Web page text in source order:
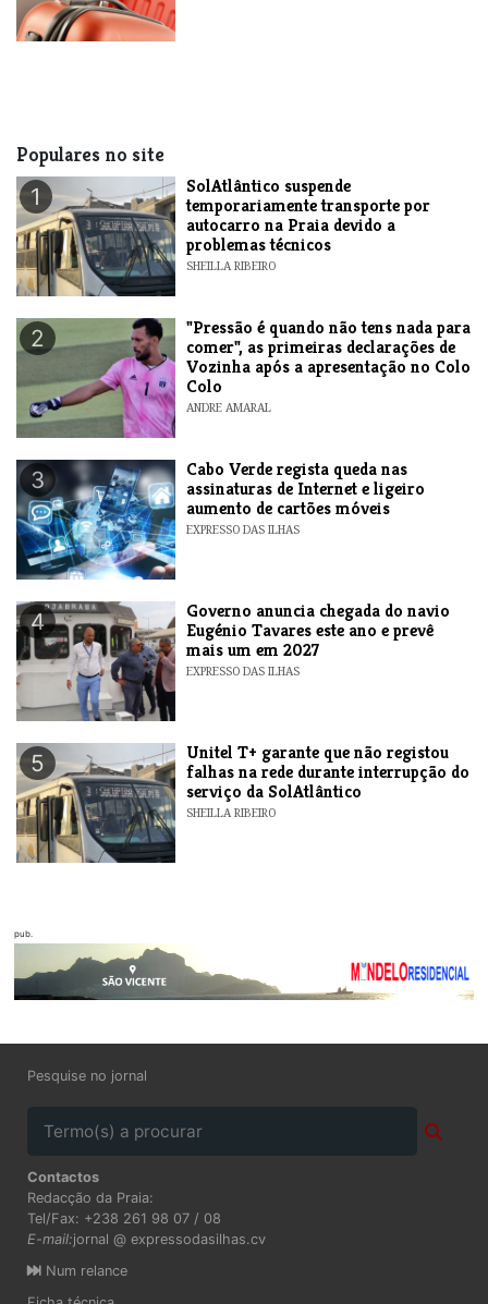
Populares no site
1
SolAtlântico suspende
temporariamente transporte por
autocarro na Praia devido a
problemas técnicos
SHEILLA RIBEIRO
2
"Pressão é quando não tens nada para
comer", as primeiras declarações de
Vozinha após a apresentação no Colo
Colo
ANDRE AMARAL
3
Cabo Verde regista queda nas
assinaturas de Internet e ligeiro
aumento de cartões móveis
EXPRESSO DAS ILHAS
4
Governo anuncia chegada do navio
Eugénio Tavares este ano e prevê
mais um em 2027
EXPRESSO DAS ILHAS
5
Unitel T+ garante que não registou
falhas na rede durante interrupção do
serviço da SolAtlântico
SHEILLA RIBEIRO
pub.
Pesquise no jornal
Contactos
Redacção da Praia:
Tel/Fax: +238 261 98 07 / 08
E-mail:jornal @ expressodasilhas.cv
Num relance